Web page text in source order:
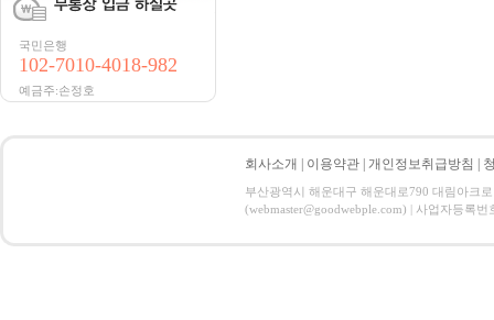
국민은행
102-7010-4018-982
예금주:손정호
회사소개 이용약관 개인정보취급방침
부산광역시 해운대구 해운대로790 대림아크
(webmaster@goodwebple.com) | 사업자등록